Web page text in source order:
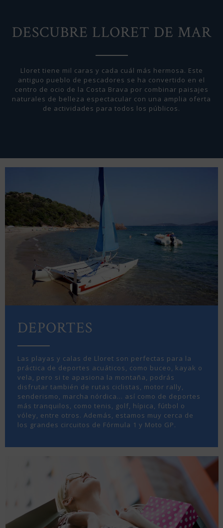
DESCUBRE LLORET DE MAR
Lloret tiene mil caras y cada cuál más hermosa. Este
antiguo pueblo de pescadores se ha convertido en el
centro de ocio de la Costa Brava por combinar paisajes
naturales de belleza espectacular con una amplia oferta
de actividades para todos los públicos.
DEPORTES
Las playas y calas de Lloret son perfectas para la
práctica de deportes acuáticos, como buceo, kayak o
vela, pero si te apasiona la montaña, podrás
disfrutar también de rutas ciclistas, motor rally,
senderismo, marcha nórdica… así como de deportes
más tranquilos, como tenis, golf, hípica, fútbol o
vóley, entre otros. Además, estamos muy cerca de
los grandes circuitos de Fórmula 1 y Moto GP.